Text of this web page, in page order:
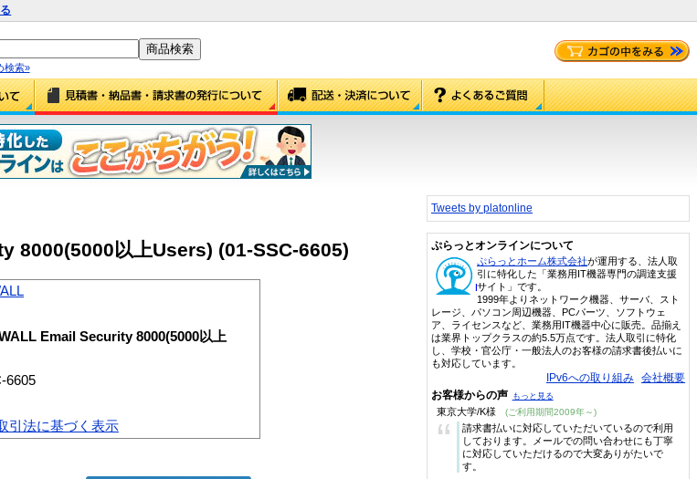
検索»
8000(5000以上Users) (01-SSC-6605)
Email Security 8000(5000以上
6605
引法に基づく表示
Tweets by platonline
ぷらっとオンラインについて
ぷらっとホーム株式会社が運用する、法人取
引に特化した「業務用IT機器専門の調達支援
サイト」です。
1999年よりネットワーク機器、サーバ、スト
レージ、パソコン周辺機器、PCパーツ、ソフトウェ
ア、ライセンスなど、業務用IT機器中心に販売。品揃え
は業界トップクラスの約5.5万点です。法人取引に特化
し、学校・官公庁・一般法人のお客様の請求書後払いに
も対応しています。
IPv6への取り組み 会社概要
お客様からの声 もっと見る
東京大学/K様 (ご利用期間2009年～)
“
請求書払いに対応していただいているので利用
しております。メールでの問い合わせにも丁寧
に対応していただけるので大変ありがたいで
す。